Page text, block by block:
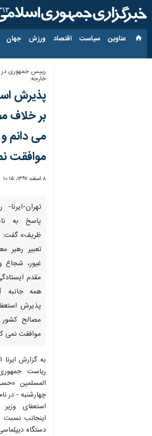
عناوین‌ سیاست اقتصاد ورزش جهان
رییس جمهوری در
خارجه:
پذیرش
بر خلاف
می دانم
موافقت
۸ اسفند ۱۳۹۷، ۱۰:۱۵
تهران-
پاسخ به
ظریف» گفت:
تعبیر رهبر
غیور،
مقدم
همه جانبه
پذیرش
مصالح
موافقت نمی
به گزارش ایرنا
ریاست
المسلمین
چهارشنبه - در
استعفای
اینجانب نسبت
دستگاه